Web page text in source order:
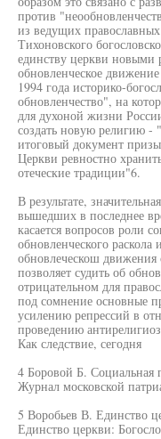
против
из ведущих
Тихоновского
единству церкви новыми
обновленческое
1994 года историко-
обновленчество", на
для духоной жизни
создать новую религию -
итоговый документ
Церкви ревностно
отеческие традиции"6.
В результате,
вышедших в последнее
касается вопросов роли
обновленческого раскола
обновлеческош движения
позволяет судить об
отрицательном для
под сомнение основные
усилению репрессий в
проведению
Как следствие, сегодня
4 Боровой Б. Социальная
Журнал московской
5 Воробьев В. Единство
Единство церкви: